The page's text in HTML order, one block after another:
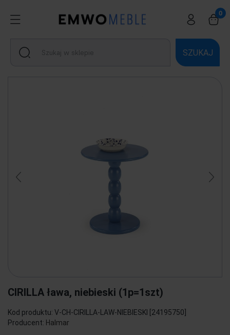
SZUKAJ
CIRILLA ława, niebieski (1p=1szt)
Kod produktu: V-CH-CIRILLA-LAW-NIEBIESKI [24195750]
Producent: Halmar